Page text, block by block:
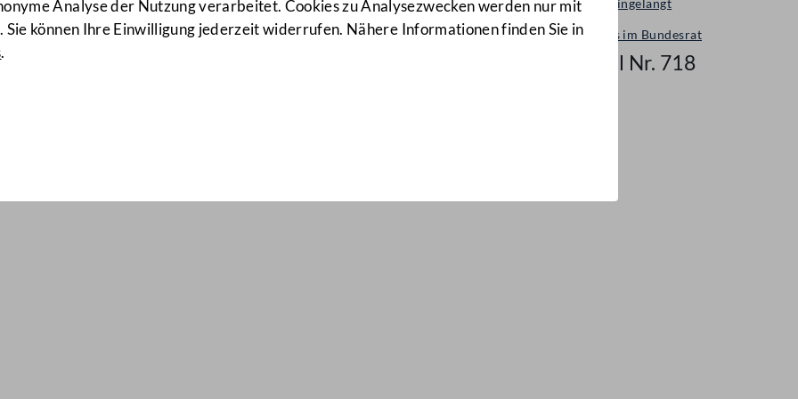
Analyse der Nutzung verarbeitet. Cookies zu Analysezwecken werden nur mit
Sie können Ihre Einwilligung jederzeit widerrufen. Nähere Informationen finden Sie in
.
Neu eingelangt
Neues im Bundesrat
Mail Nr. 718
Nr: 718